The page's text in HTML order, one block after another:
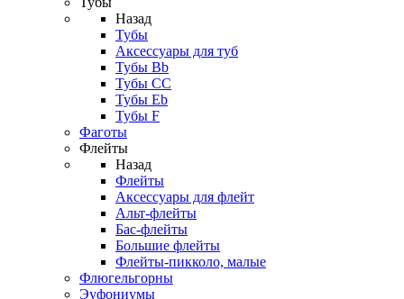
Назад
Тубы
Аксессуары для туб
Тубы Bb
Тубы CC
Тубы Eb
Тубы F
Фаготы
Флейты
Назад
Флейты
Аксессуары для флейт
Альт-флейты
Бас-флейты
Большие флейты
Флейты-пикколо, малые
Флюгельгорны
Эуфониумы